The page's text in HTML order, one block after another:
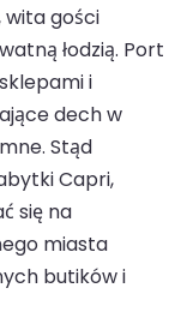
wita gości
łodzią. Port
i
dech w
Stąd
Capri,
się na
miasta
butików i